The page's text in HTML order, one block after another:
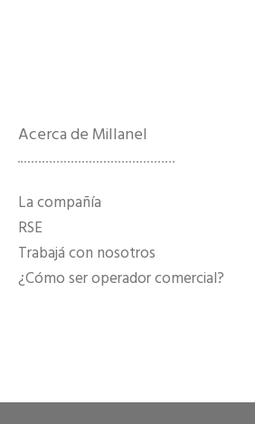
Acerca de Millanel
La compañía
RSE
Trabajá con nosotros
¿Cómo ser operador comercial?